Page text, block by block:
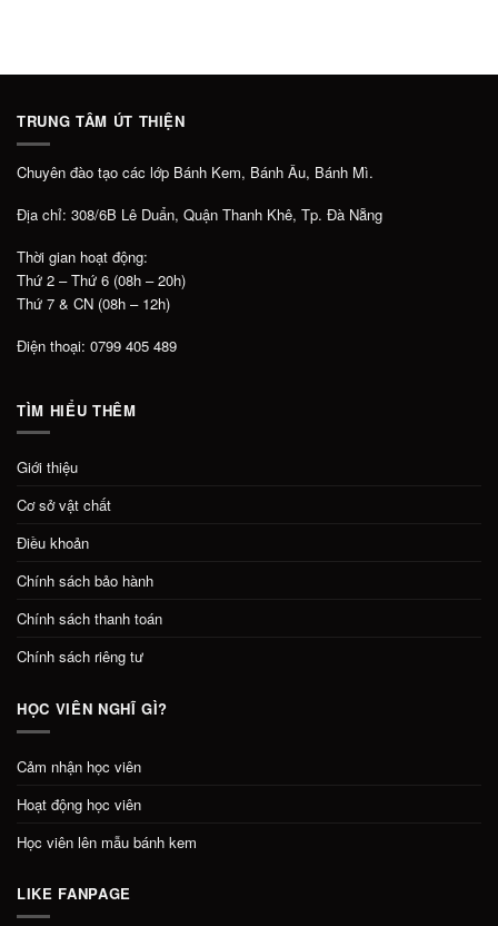
TRUNG TÂM ÚT THIỆN
Chuyên đào tạo các lớp Bánh Kem, Bánh Âu, Bánh Mì.
Địa chỉ: 308/6B Lê Duẩn, Quận Thanh Khê, Tp. Đà Nẵng
Thời gian hoạt động:
Thứ 2 – Thứ 6 (08h – 20h)
Thứ 7 & CN (08h – 12h)
Điện thoại: 0799 405 489
TÌM HIỂU THÊM
Giới thiệu
Cơ sở vật chất
Điều khoản
Chính sách bảo hành
Chính sách thanh toán
Chính sách riêng tư
HỌC VIÊN NGHĨ GÌ?
Cảm nhận học viên
Hoạt động học viên
Học viên lên mẫu bánh kem
LIKE FANPAGE